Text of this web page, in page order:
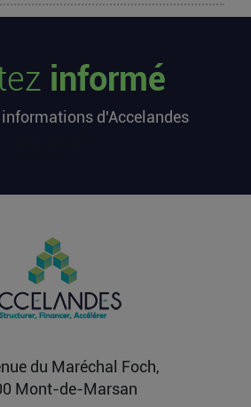
cette semaine
françaises ont levé 113
se soigner
pause de 3 mois, la Française
poste chez OpenAI pour se
informé
informations d'Accelandes
du Maréchal Foch,
Mont-de-Marsan